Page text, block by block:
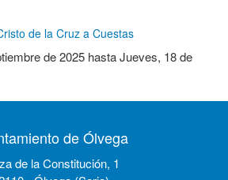
de la Cruz a Cuestas
de 2025 hastaJueves, 18 de
de Ólvega
de la Constitución, 1